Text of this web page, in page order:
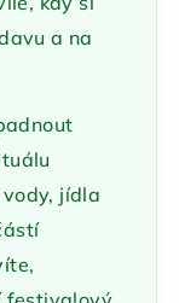
a na
jídla